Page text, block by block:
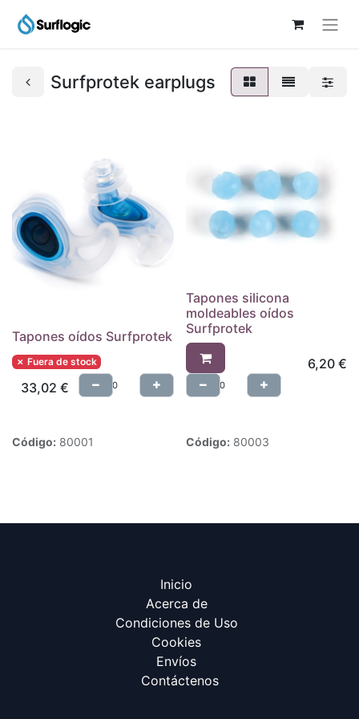
Surfprotek earplugs
Tapones oídos Surfprotek
✗ Fuera de stock
33,02 €
Código: 80001
Tapones silicona
moldeables oídos
Surfprotek
6,20 €
Código: 80003
Inicio
Acerca de
Condiciones de Uso
Cookies
Envíos
Contáctenos